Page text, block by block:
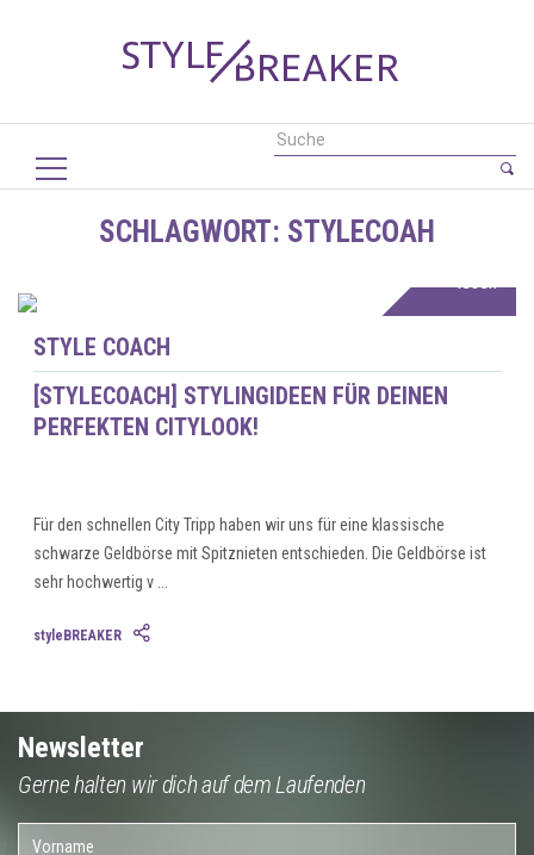
SCHLAGWORT: STYLECOAH
lesen
STYLE COACH
[STYLECOACH] STYLINGIDEEN FÜR DEINEN
PERFEKTEN CITYLOOK!
Für den schnellen City Tripp haben wir uns für eine klassische
schwarze Geldbörse mit Spitznieten entschieden. Die Geldbörse ist
sehr hochwertig v ...
styleBREAKER
Newsletter
Gerne halten wir dich auf dem Laufenden